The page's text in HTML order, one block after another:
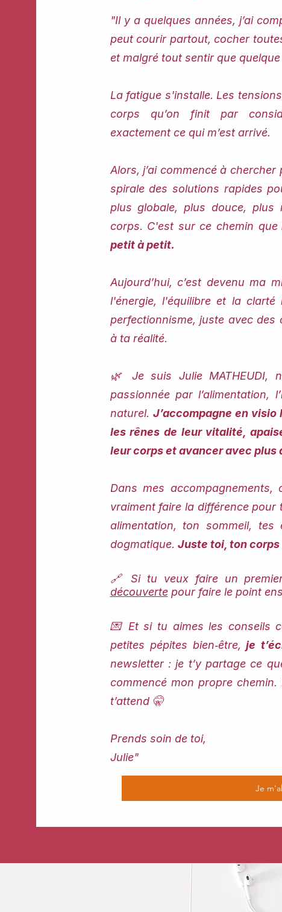
"Il y a quelques années, j’ai
peut courir partout, cocher
et malgré tout sentir que
La fatigue s'installe. Les
corps qu’on finit par
exactement ce qui m’est arrivé.
Alors, j’ai commencé à
spirale des solutions rapides
plus globale, plus douce, plus
corps. C'est sur ce chemin que
petit à petit.
Aujourd’hui, c’est devenu ma
l'énergie, l'équilibre et la clarté
perfectionnisme, juste avec
à ta réalité.
🌿 Je suis Julie MATHEUDI,
passionnée par l’alimentation,
naturel. J’accompagne en
les rênes de leur vitalité,
leur corps et avancer avec plus
Dans mes
vraiment faire la différence
alimentation, ton sommeil,
dogmatique. Juste toi, ton corps
🔗 Si tu veux faire un
découvertepour faire le point
💌 Et si tu aimes les conseils
petites pépites bien‑être, je
newsletter : je t’y partage ce
commencé mon propre
t’attend 🤫
Prends soin de toi,
Julie"
Je